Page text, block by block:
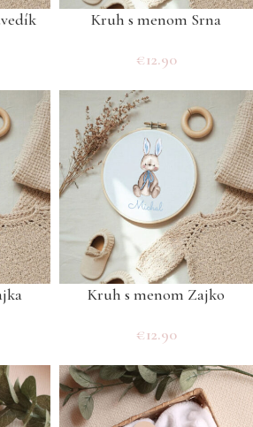
Kruh s menom Srna
€12.90
Kruh s menom Zajko
€12.90